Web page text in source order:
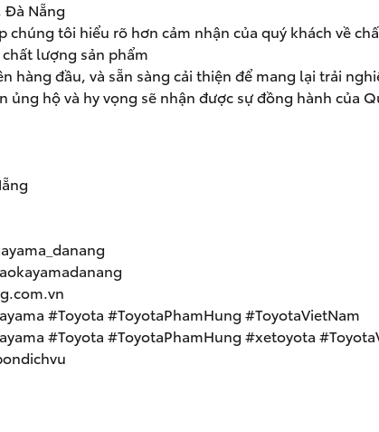
Đà Nẵng
chúng tôi hiểu rõ hơn cảm nhận của quý khách về
lượng sản phẩm
hàng đầu, và sẵn sàng cải thiện để mang lại trải
ủng hộ và hy vọng sẽ nhận được sự đồng hành của
#Toyota #ToyotaPhamHung #ToyotaVietNam
#Toyota #ToyotaPhamHung #xetoyota